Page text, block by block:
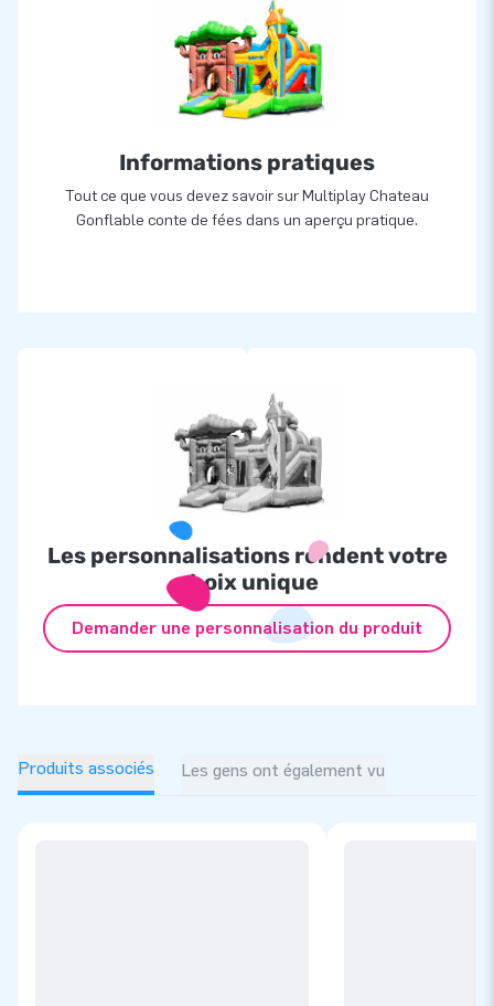
Les châteaux gonflables JB sont renforcés avec une
quadruple couture, protégée d’une couverture PVC sur toute
la piste de saut et endroits réputés fragiles. De plus, les
- Densité minimum de 650-680g/m2
- Ignifugé résistant au feu, catégorisé M2
Plus de 15.000 clients ont également choisi JB
Le fabricant JB a permis, depuis plus de 15 ans, aux enfants
et grands enfants du monde entier de sauter et s’amuser
avec ses attractions gonflables. De plus, les équipes de
conception, de développement et de logistique fournissent et
innovent en permanence des attractions gonflables uniques !
JB c'est aussi l'assurance d’un service et d’une livraison
professionnels.
Informations pratiques
Tout ce que vous devez savoir sur Multiplay Chateau
Gonflable conte de fées dans un aperçu pratique.
Les personnalisations rendent votre
choix unique
Demander une personnalisation du produit
Produits associés Les gens ont également vu